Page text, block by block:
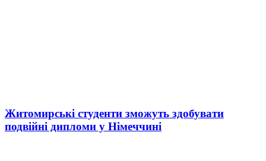
Житомирські студенти зможуть здобувати
подвійні дипломи у Німеччині